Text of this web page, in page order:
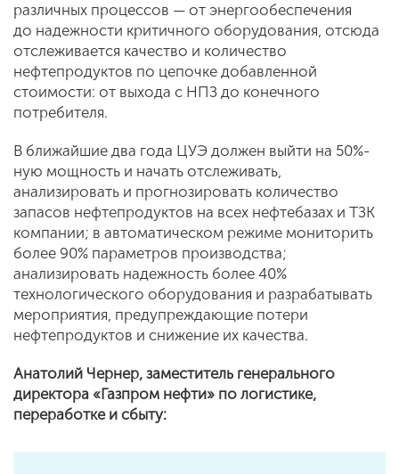
различных процессов — от энергообеспечения
до надежности критичного оборудования, отсюда
отслеживается качество и количество
нефтепродуктов по цепочке добавленной
стоимости: от выхода с НПЗ до конечного
потребителя.
В ближайшие два года ЦУЭ должен выйти на 50%-
ную мощность и начать отслеживать,
анализировать и прогнозировать количество
запасов нефтепродуктов на всех нефтебазах и ТЗК
компании; в автоматическом режиме мониторить
более 90% параметров производства;
анализировать надежность более 40%
технологического оборудования и разрабатывать
мероприятия, предупреждающие потери
нефтепродуктов и снижение их качества.
Анатолий Чернер, заместитель генерального
директора «Газпром нефти» по логистике,
переработке и сбыту: